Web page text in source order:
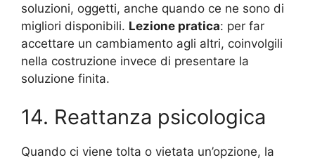
soluzioni, oggetti, anche quando ce ne sono di
migliori disponibili. Lezione pratica: per far
accettare un cambiamento agli altri, coinvolgili
nella costruzione invece di presentare la
soluzione finita.
14. Reattanza psicologica
Quando ci viene tolta o vietata un’opzione, la